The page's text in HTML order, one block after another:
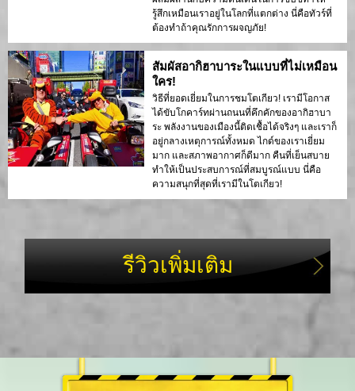
รู้สึกเหมือนเราอยู่ในโลกที่แตกต่าง นี่คือทัวร์ที่
ต้องทำถ้าคุณรักการผจญภัย!
สัมผัสอากิฮาบาระในแบบที่ไม่เหมือน
ใคร!
วิธีที่ยอดเยี่ยมในการชมโตเกียว! เรามีโอกาส
ได้ขับโกคาร์ทผ่านถนนที่คึกคักของอากิฮาบา
ระ พลังงานของเมืองนี้ติดเชื้อได้จริงๆ และเราก็
อยู่กลางเหตุการณ์ทั้งหมด ไกด์ของเราเยี่ยม
มาก และสภาพอากาศก็ดีมาก คืนที่เย็นสบาย
ทำให้เป็นประสบการณ์ที่สมบูรณ์แบบ นี่คือ
ความสนุกที่สุดที่เรามีในโตเกียว!
รีวิวเพิ่มเติม